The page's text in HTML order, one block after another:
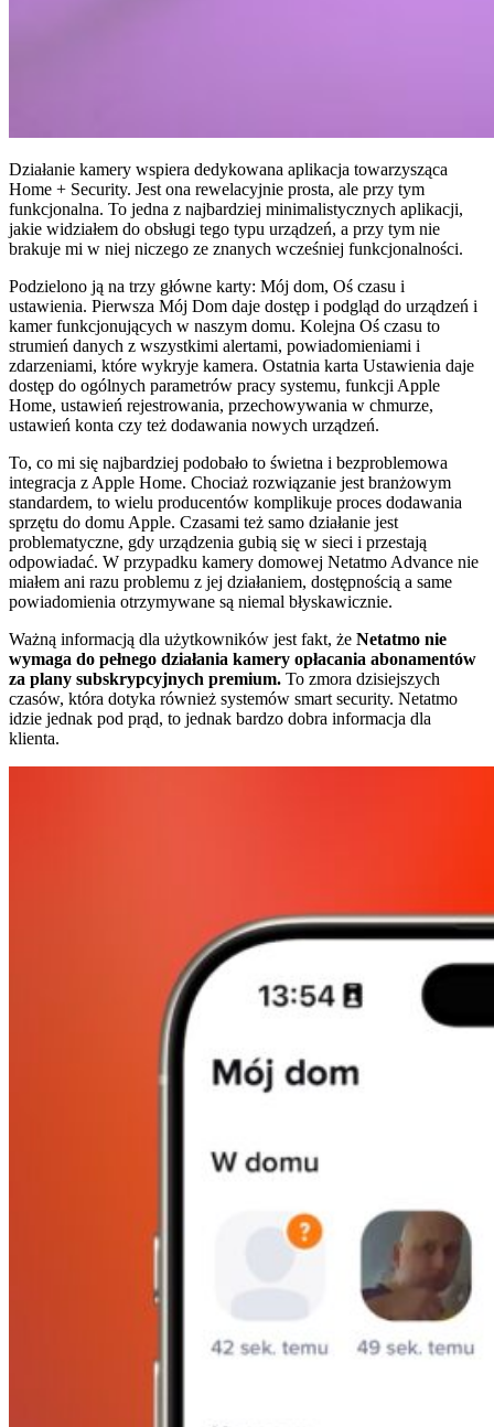
Działanie kamery wspiera dedykowana aplikacja towarzysząca
Home + Security. Jest ona rewelacyjnie prosta, ale przy tym
funkcjonalna. To jedna z najbardziej minimalistycznych aplikacji,
jakie widziałem do obsługi tego typu urządzeń, a przy tym nie
brakuje mi w niej niczego ze znanych wcześniej funkcjonalności.
Podzielono ją na trzy główne karty: Mój dom, Oś czasu i
ustawienia. Pierwsza Mój Dom daje dostęp i podgląd do urządzeń i
kamer funkcjonujących w naszym domu. Kolejna Oś czasu to
strumień danych z wszystkimi alertami, powiadomieniami i
zdarzeniami, które wykryje kamera. Ostatnia karta Ustawienia daje
dostęp do ogólnych parametrów pracy systemu, funkcji Apple
Home, ustawień rejestrowania, przechowywania w chmurze,
ustawień konta czy też dodawania nowych urządzeń.
To, co mi się najbardziej podobało to świetna i bezproblemowa
integracja z Apple Home. Chociaż rozwiązanie jest branżowym
standardem, to wielu producentów komplikuje proces dodawania
sprzętu do domu Apple. Czasami też samo działanie jest
problematyczne, gdy urządzenia gubią się w sieci i przestają
odpowiadać. W przypadku kamery domowej Netatmo Advance nie
miałem ani razu problemu z jej działaniem, dostępnością a same
powiadomienia otrzymywane są niemal błyskawicznie.
Ważną informacją dla użytkowników jest fakt, że Netatmo nie
wymaga do pełnego działania kamery opłacania abonamentów
za plany subskrypcyjnych premium. To zmora dzisiejszych
czasów, która dotyka również systemów smart security. Netatmo
idzie jednak pod prąd, to jednak bardzo dobra informacja dla
klienta.